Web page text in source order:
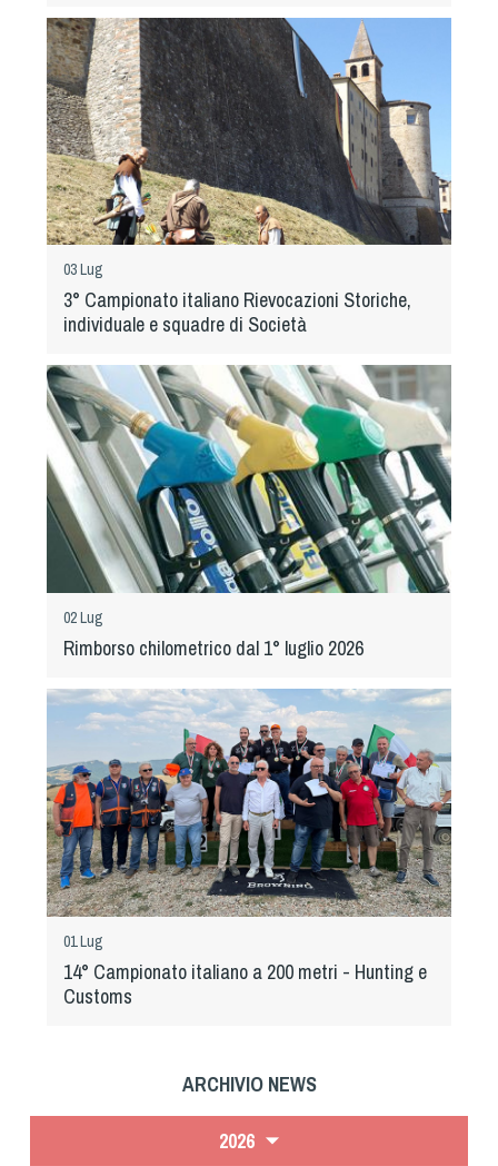
03 Lug
3° Campionato italiano Rievocazioni Storiche,
individuale e squadre di Società
02 Lug
Rimborso chilometrico dal 1° luglio 2026
01 Lug
14° Campionato italiano a 200 metri - Hunting e
Customs
ARCHIVIO NEWS
2026
Sleddog